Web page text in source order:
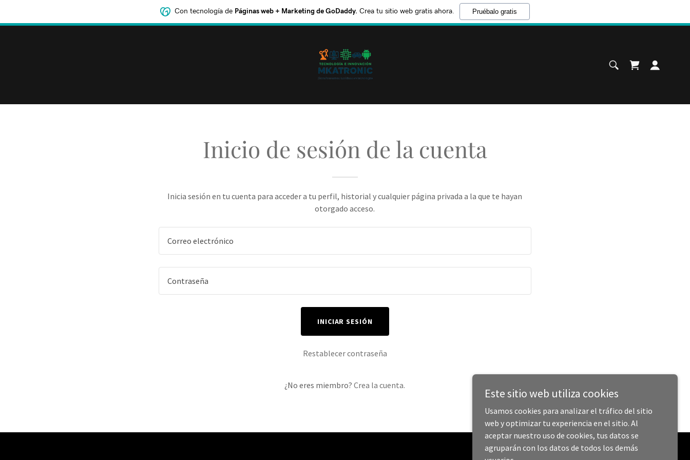
Con tecnología de Páginas web + Marketing de GoDaddy. Crea tu sitio web gratis ahora. Pruébalo gratis
Inicio de sesión de la cuenta
Inicia sesión en tu cuenta para acceder a tu perfil, historial y cualquier página privada a la que te hayan
otorgado acceso.
INICIAR SESIÓN
Restablecer contraseña
¿No eres miembro? Crea la cuenta.
Este sitio web utiliza cookies
Usamos cookies para analizar el tráfico del sitio
web y optimizar tu experiencia en el sitio. Al
aceptar nuestro uso de cookies, tus datos se
agruparán con los datos de todos los demás